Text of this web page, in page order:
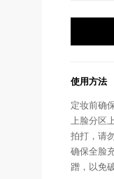
使用方法
定妆前确
上脸分区
拍打，请
确保全脸
蹭，以免